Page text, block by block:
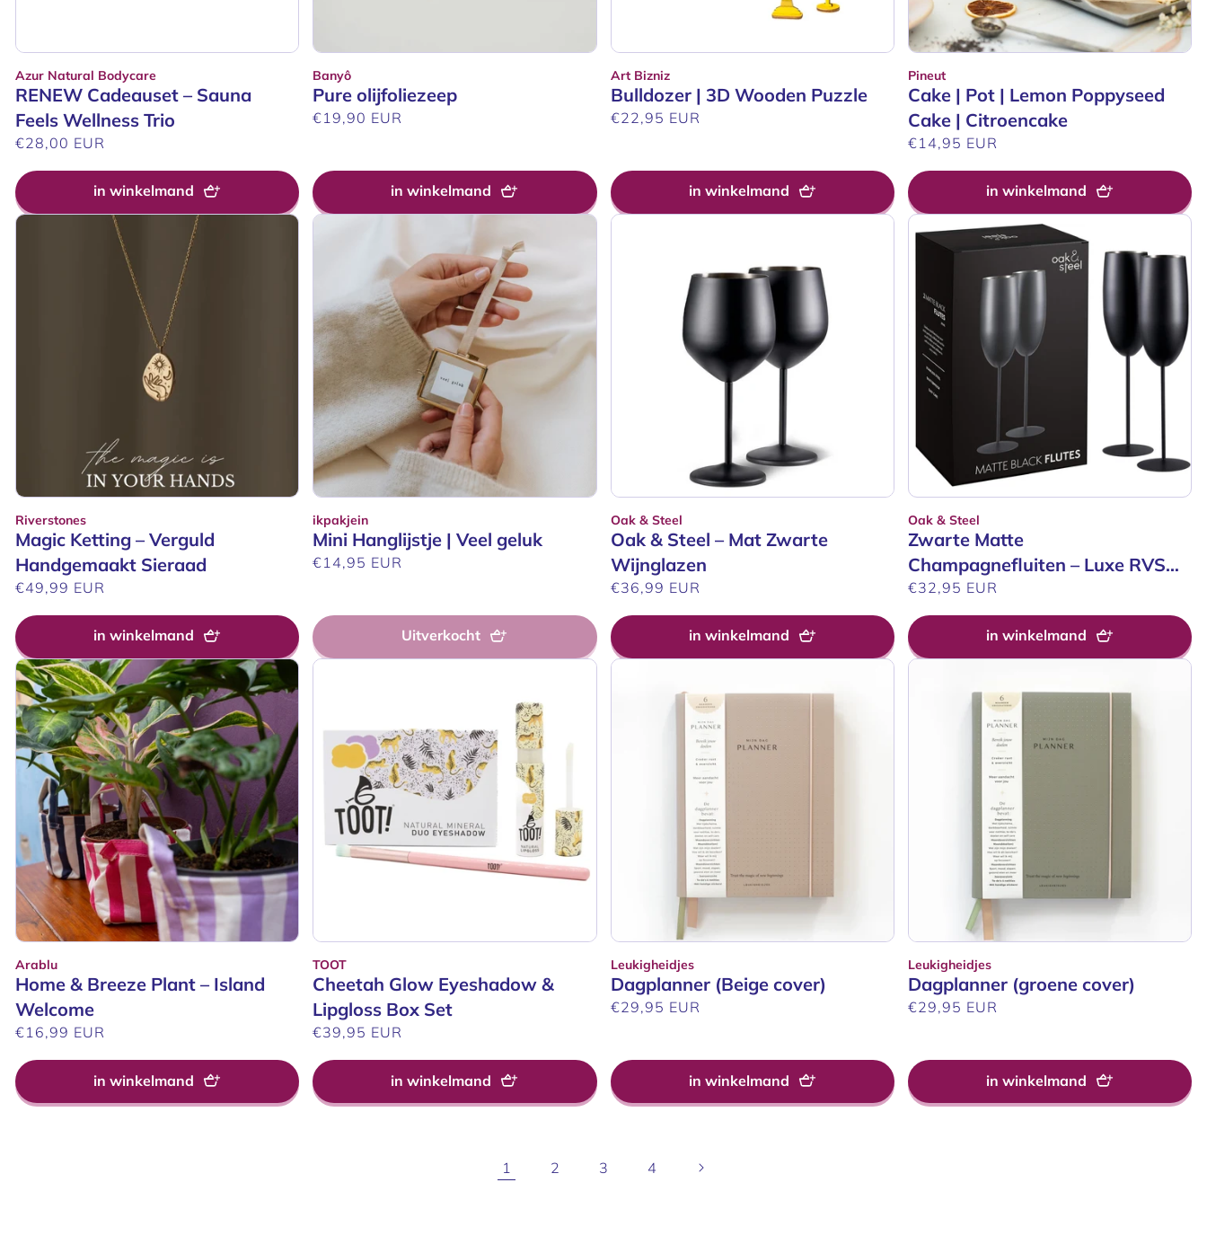
Verkoper:
Azur Natural Bodycare
RENEW Cadeauset – Sauna
Feels Wellness Trio
Normale
€28,00 EUR
in winkelmand
Verkoper:
Banyô
Pure olijfoliezeep
Normale
€19,90 EUR
in winkelmand
Verkoper:
Art Bizniz
Bulldozer | 3D Wooden Puzzle
Normale
€22,95 EUR
in winkelmand
Verkoper:
Pineut
Cake | Pot | Lemon Poppyseed
Cake | Citroencake
Normale
€14,95 EUR
in winkelmand
Verkoper:
Riverstones
Magic Ketting – Verguld
Handgemaakt Sieraad
Normale
€49,99 EUR
in winkelmand
Verkoper:
ikpakjein
Mini Hanglijstje | Veel geluk
Normale
€14,95 EUR
Uitverkocht
Verkoper:
Oak & Steel
Oak & Steel – Mat Zwarte
Wijnglazen
Normale
€36,99 EUR
in winkelmand
Verkoper:
Oak & Steel
Zwarte Matte
Champagnefluiten – Luxe RVS
Cadeauset (2×280 ml)
Normale
€32,95 EUR
in winkelmand
Verkoper:
Arablu
Home & Breeze Plant – Island
Welcome
Normale
€16,99 EUR
in winkelmand
Verkoper:
TOOT
Cheetah Glow Eyeshadow &
Lipgloss Box Set
Normale
€39,95 EUR
in winkelmand
Verkoper:
Leukigheidjes
Dagplanner (Beige cover)
Normale
€29,95 EUR
in winkelmand
Verkoper:
Leukigheidjes
Dagplanner (groene cover)
Normale
€29,95 EUR
in winkelmand
1 2 3 4